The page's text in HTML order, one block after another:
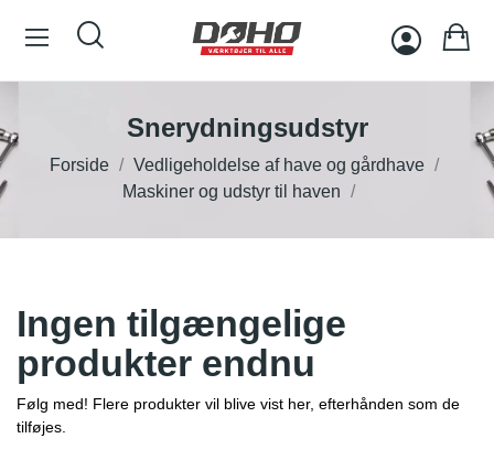
Snerydningsudstyr
Forside
Vedligeholdelse af have og gårdhave
Maskiner og udstyr til haven
Ingen tilgængelige
produkter endnu
Følg med! Flere produkter vil blive vist her, efterhånden som de
tilføjes.